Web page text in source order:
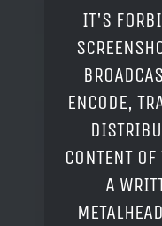
IT'S
ENCODE,
CONTENT
A